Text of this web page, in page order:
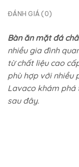
ĐÁNH GIÁ (0)
Bàn ăn mặt đá
nhiều gia đình
từ chất liệu cao
phù hợp với nhiều
Lavaco khám phá
sau đây.